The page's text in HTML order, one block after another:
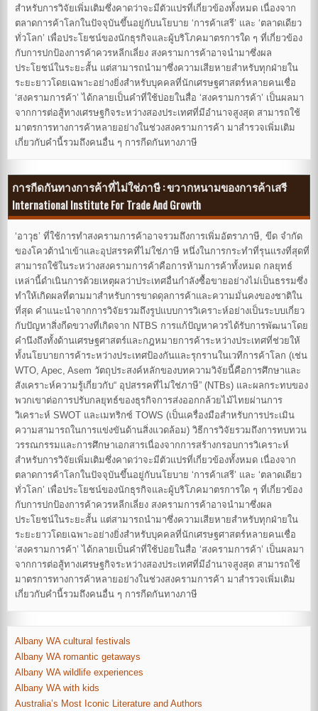
สำหรับการวิจัยเพิ่มเติมซึ่งคาดว่าจะมีตัวแปรที่เกี่ยวข้องทั้งหมด เนื่องจาก
ตลาดการค้าโลกในปัจจุบันขึ้นอยู่กับนโยบาย ‘การค้าเสรี’ และ ‘ตลาดเดียว
ทั่วโลก’ เพื่อประโยชน์ของนักธุรกิจและผู้บริโภคมาตรการใด ๆ ที่เกี่ยวข้อง
กับการปกป้องการค้าควรหลีกเลี่ยง สงครามการค้าอาจนำมาซึ่งผล
ประโยชน์ในระยะสั้น แต่สามารถนำมาซึ่งความเสียหายสำหรับทุกฝ่ายใน
ระยะยาวโดยเฉพาะอย่างยิ่งสำหรับบุคคลที่นักเศรษฐศาสตร์หลายคนเชื่อ
‘สงครามการค้า’ ได้กลายเป็นคำที่ใช้บ่อยในสื่อ ‘สงครามการค้า’ เป็นผลมา
จากการต่อสู้ทางเศรษฐกิจระหว่างสองประเทศที่มีอำนาจสูงสุด สามารถใช้
มาตรการทางการค้าหลายอย่างในช่วงสงครามการค้า มาสำรวจเพิ่มเติม
เกี่ยวกับคำนี้รวมถึงคนอื่น ๆ การกีดกันทางภาษี
การกีดกันทางการค้าที่ไม่ใช่ภาษี : ขวากหนามของการค้าเสรี
International Institute For Trade And Growth
‘อาวุธ’ ที่ใช้การทำสงครามการค้าอาจรวมถึงการเพิ่มอัตราภาษี, ขีด จำกัด
ของโควต้านำเข้าและอุปสรรคที่ไม่ใช่ภาษี หนึ่งในการกระทำที่รุนแรงที่สุดที่
สามารถใช้ในระหว่างสงครามการค้าคือการห้ามการค้าทั้งหมด กลยุทธ์
เหล่านี้ดำเนินการด้วยเหตุผลว่าประเทศอื่นกำลังซื้อขายอย่างไม่เป็นธรรมซึ่ง
ทำให้เกิดผลที่ตามมาสำหรับการขาดดุลการค้าและความมั่นคงของชาติใน
ที่สุด คำแนะนำจากการวิจัยรวมถึงรูปแบบการวิเคราะห์อย่างเป็นระบบเกี่ยว
กับปัญหาสิ่งกีดขวางที่เกิดจาก NTBS การแก้ปัญหาควรได้รับการพัฒนาโดย
คำนึงถึงทั้งด้านเศรษฐศาสตร์และกฎหมายการค้าระหว่างประเทศที่ช่วยให้
ทั้งนโยบายการค้าระหว่างประเทศป้องกันและรุกรานในเวทีการค้าโลก (เช่น
WTO, Apec, Asem วัตถุประสงค์หลักของบทความวิจัยนี้คือการศึกษาและ
สังเคราะห์ความรู้เกี่ยวกับ“ อุปสรรคที่ไม่ใช่ภาษี” (NTBs) และผลกระทบของ
พวกเขาต่อการปรับกลยุทธ์ของธุรกิจการส่งออกกล้วยไม้ไทยผ่านการ
วิเคราะห์ SWOT และเมทริกซ์ TOWS (เป็นเครื่องมือสำหรับการประเมิน
ความสามารถในการแข่งขันด้านสิ่งแวดล้อม) วิธีการวิจัยรวมถึงการทบทวน
วรรณกรรมและการศึกษาเอกสารเนื่องจากการสร้างกรอบการวิเคราะห์
สำหรับการวิจัยเพิ่มเติมซึ่งคาดว่าจะมีตัวแปรที่เกี่ยวข้องทั้งหมด เนื่องจาก
ตลาดการค้าโลกในปัจจุบันขึ้นอยู่กับนโยบาย ‘การค้าเสรี’ และ ‘ตลาดเดียว
ทั่วโลก’ เพื่อประโยชน์ของนักธุรกิจและผู้บริโภคมาตรการใด ๆ ที่เกี่ยวข้อง
กับการปกป้องการค้าควรหลีกเลี่ยง สงครามการค้าอาจนำมาซึ่งผล
ประโยชน์ในระยะสั้น แต่สามารถนำมาซึ่งความเสียหายสำหรับทุกฝ่ายใน
ระยะยาวโดยเฉพาะอย่างยิ่งสำหรับบุคคลที่นักเศรษฐศาสตร์หลายคนเชื่อ
‘สงครามการค้า’ ได้กลายเป็นคำที่ใช้บ่อยในสื่อ ‘สงครามการค้า’ เป็นผลมา
จากการต่อสู้ทางเศรษฐกิจระหว่างสองประเทศที่มีอำนาจสูงสุด สามารถใช้
มาตรการทางการค้าหลายอย่างในช่วงสงครามการค้า มาสำรวจเพิ่มเติม
เกี่ยวกับคำนี้รวมถึงคนอื่น ๆ การกีดกันทางภาษี
Albany WA cultural festivals
Albany WA romantic getaways
Albany WA wildlife experiences
Albany WA with kids
Australia’s Most Iconic Literature and Authors